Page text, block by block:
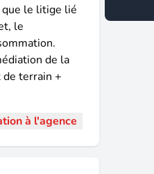
que le litige lié
le
de la
terrain +
à l'agence